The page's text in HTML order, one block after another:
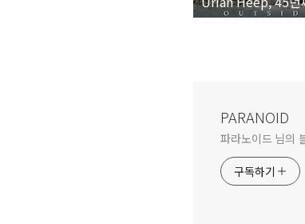
PARANOID
파라노이드 님의
구독하기